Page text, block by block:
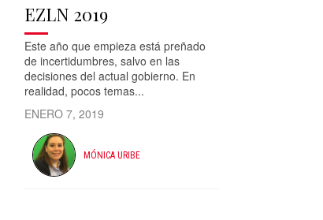
EZLN 2019
Este año que empieza está preñado
de incertidumbres, salvo en las
decisiones del actual gobierno. En
realidad, pocos temas...
ENERO 7, 2019
MÓNICA URIBE